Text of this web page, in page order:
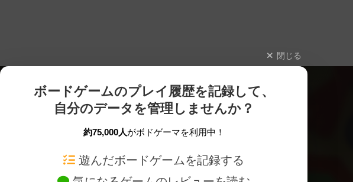
閉じる
ボードゲームのプレイ履歴を記録して、
自分のデータを管理しませんか？
約75,000人がボドゲーマを利用中！
遊んだボードゲームを記録する